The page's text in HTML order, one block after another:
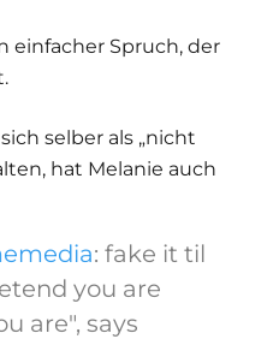
selber als „nicht
hat Melanie auch
: fake it til
you are
are", says